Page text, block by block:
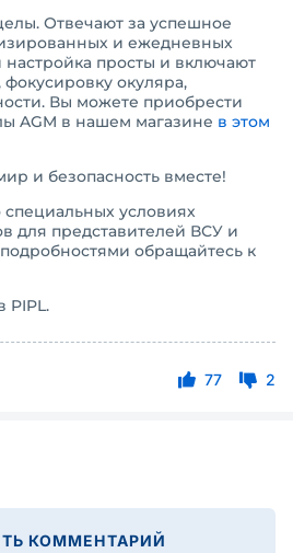
Отвечают за успешное
и ежедневных
просты и включают
окуляра,
Вы можете приобрести
AGM в нашем магазине в этом
и безопасность вместе!
условиях
для представителей ВСУ и
обращайтесь к
PIPL.
77 2
КОММЕНТАРИЙ